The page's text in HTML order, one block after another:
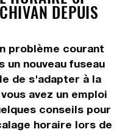
DEPUIS
problème courant
un nouveau fuseau
de s'adapter à la
avez un emploi
conseils pour
horaire lors de